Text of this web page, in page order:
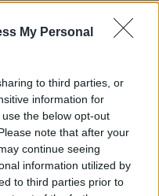
My Personal
to third parties, or
information for
the below opt-out
note that after your
continue seeing
information utilized by
to third parties prior to